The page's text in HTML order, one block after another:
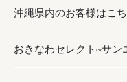
みそ
だし／スパイス／島
スナック
おつまみ
ワイン・ウィスキー・
ドリンク
ボディケア
ヘアケア
メンズ
レディース
雑貨
沖縄ファッション
沖縄県内のお客様はこ
おきなわセレクト~サン